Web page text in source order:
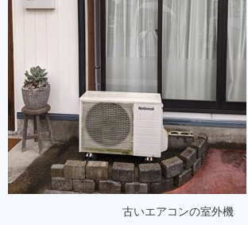
古いエアコンの室外機